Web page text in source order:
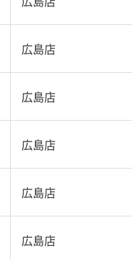
広島店
広島店
広島店
広島店
広島店